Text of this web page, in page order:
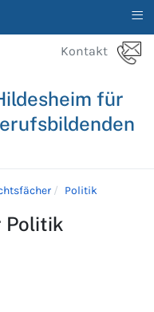
Kontakt
für
Politik
Politik
≡